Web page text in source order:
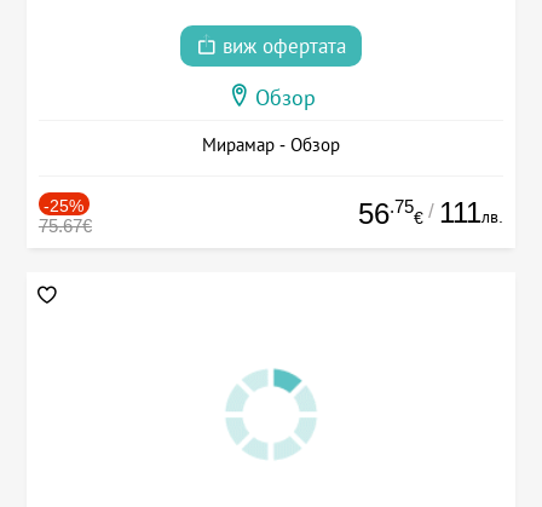
виж офертата
Обзор
Мирамар - Обзор
-25%
75.67€ 56.75
€ / 111лв.